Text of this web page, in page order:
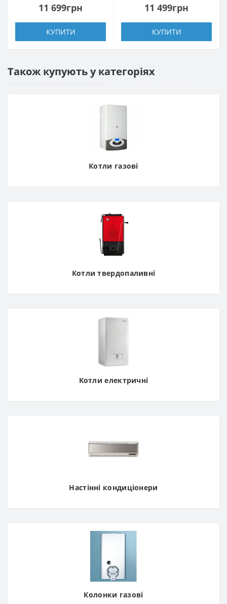
11 699грн
КУПИТИ
11 499грн
КУПИТИ
Також купують у категоріях
Котли газові
Котли твердопаливні
Котли електричні
Настінні кондиціонери
Колонки газові